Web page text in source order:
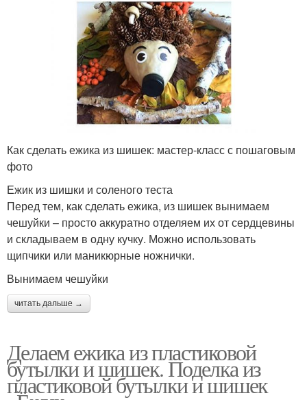
Как сделать ежика из шишек: мастер-класс с пошаговым
фото
Ежик из шишки и соленого теста
Перед тем, как сделать ежика, из шишек вынимаем
чешуйки – просто аккуратно отделяем их от сердцевины
и складываем в одну кучку. Можно использовать
щипчики или маникюрные ножнички.
Вынимаем чешуйки
читать дальше →
Делаем ежика из пластиковой
бутылки и шишек. Поделка из
пластиковой бутылки и шишек